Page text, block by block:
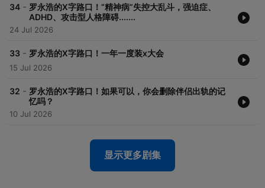
34 - 罗永浩的X字路口！“精神病”失控大乱斗，强迫症、
ADHD、攻击型人格障碍.......
24 Jul 2026
33 - 罗永浩的X字路口！一年一度装x大会
15 Jul 2026
32 - 罗永浩的X字路口！如果可以，你会删除伴侣出轨的记
忆吗？
10 Jul 2026
显示更多剧集